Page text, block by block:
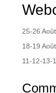
25-26
18-19
11-12-13-